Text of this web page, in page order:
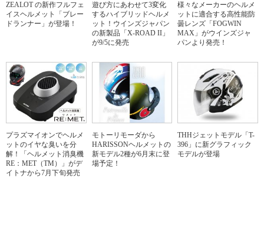
ZEALOT の新作フルフェ
イスヘルメット「ブレー
ドランナー」が登場！
遊び方にあわせて3変化
するハイブリッドヘルメ
ット！ウインズジャパン
の新製品「X-ROAD II」
が9/5に発売
様々なメーカーのヘルメ
ットに適合する高性能防
曇レンズ「FOGWIN
MAX」がウインズジャ
パンより発売！
プラズマイオンでヘルメ
ットのイヤな臭いを分
解！「ヘルメット消臭機
RE：MET（TM）」がデ
イトナから7月下旬発売
モトーリモーダから
HARISSONヘルメットの
新モデル2種が6月末に登
場予定！
THHジェットモデル「T-
396」に新グラフィック
モデルが登場